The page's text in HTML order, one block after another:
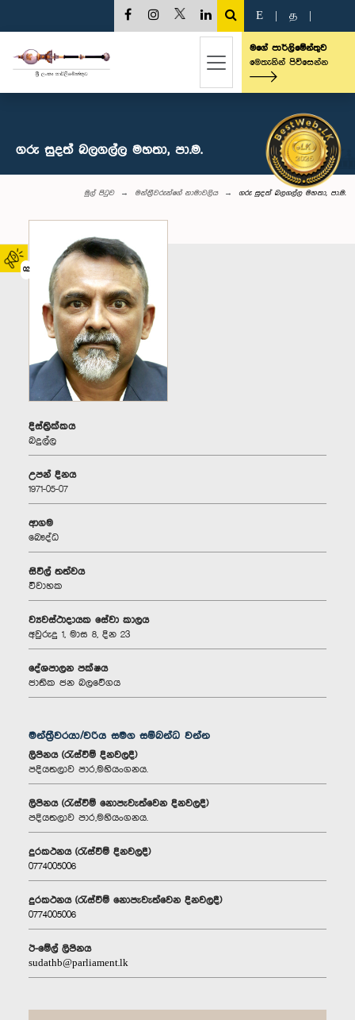
02
E த
මගේ පාර්ලිමේන්තුව
මෙතැනින් පිවිසෙන්න
ගරු සුදත් බලගල්ල මහතා, පා.ම.
මුල් පිටුව මන්ත්‍රීවරුන්‌ගේ නාමාවලිය ගරු සුදත් බලගල්ල මහතා, පා.ම.
දිස්ත්‍රික්කය
බදුල්ල
උපන් දිනය
1971-05-07
ආගම
බෞද්ධ
සිවිල් තත්වය
විවාහක
ව්‍යවස්ථාදායක සේවා කාලය
අවුරුදු 1, මාස 8, දින 23
දේශපාලන පක්ෂය
ජාතික ජන බලවේගය
මන්ත්‍රීවරයා/වරිය සමග සම්බන්ධ වන්න
ලිපිනය (රැස්වීම් දිනවලදී)
පදියතලාව පාර,මහියංගනය.
ලිපිනය (රැස්වීම් නොපැවැත්වෙන දිනවලදී)
පදියතලාව පාර,මහියංගනය.
දුරකථනය (රැස්වීම් දිනවලදී)
0774005006
දුරකථනය (රැස්වීම් නොපැවැත්වෙන දිනවලදී)
0774005006
ඊ-මේල් ලිපිනය
sudathb@parliament.lk